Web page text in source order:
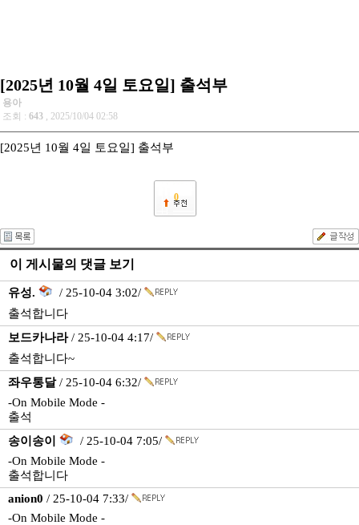
[2025년 10월 4일 토요일] 출석부
용아
조회 : 643 , 2025/10/04 02:58
[2025년 10월 4일 토요일] 출석부
0
이 게시물의 댓글 보기
유성.
/ 25-10-04 3:02/
출석합니다
보드카나라/ 25-10-04 4:17/
출석합니다~
좌우통달/ 25-10-04 6:32/
-On Mobile Mode -
출석
송이송이
/ 25-10-04 7:05/
-On Mobile Mode -
출석합니다
anion0 / 25-10-04 7:33/
-On Mobile Mode -